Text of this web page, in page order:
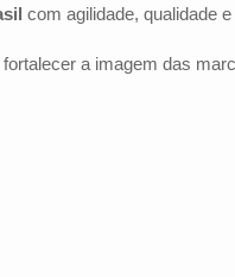
com agilidade, qualidade
a imagem das